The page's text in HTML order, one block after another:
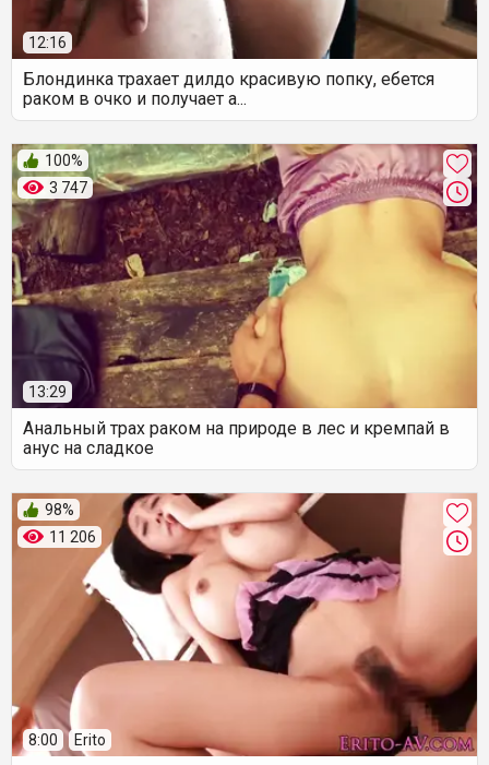
12:16
Блондинка трахает дилдо красивую попку, ебется
раком в очко и получает а...
3 747
100%
13:29
Анальный трах раком на природе в лес и кремпай в
анус на сладкое
11 206
98%
8:00 Erito